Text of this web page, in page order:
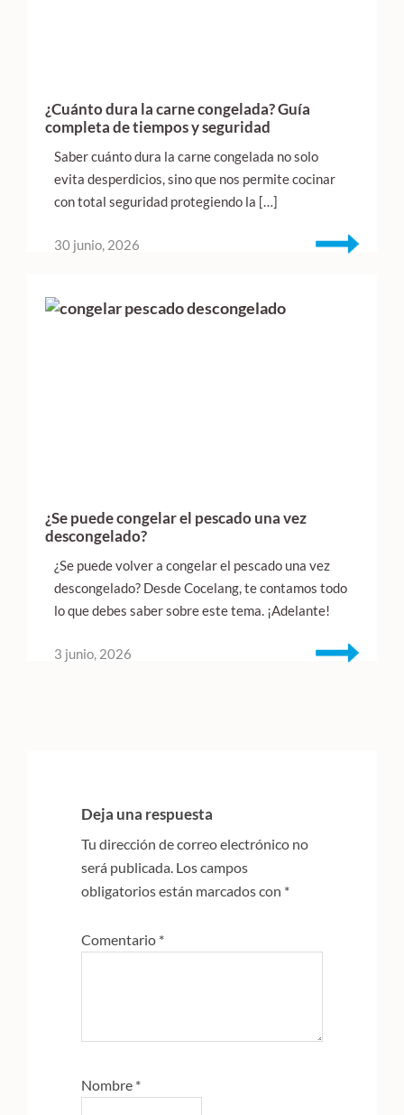
¿Cuánto dura la carne congelada? Guía
completa de tiempos y seguridad
Saber cuánto dura la carne congelada no solo
evita desperdicios, sino que nos permite cocinar
con total seguridad protegiendo la […]
30 junio, 2026
¿Se puede congelar el pescado una vez
descongelado?
¿Se puede volver a congelar el pescado una vez
descongelado? Desde Cocelang, te contamos todo
lo que debes saber sobre este tema. ¡Adelante!
3 junio, 2026
lectores
Deja una respuesta
Tu dirección de correo electrónico no
será publicada. Los campos
obligatorios están marcados con *
Comentario *
Nombre *